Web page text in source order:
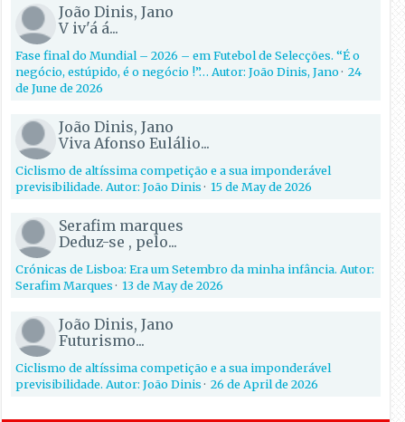
João Dinis, Jano
V iv'á á...
Fase final do Mundial – 2026 – em Futebol de Selecções. “É o
negócio, estúpido, é o negócio !”… Autor: João Dinis, Jano·24
de June de 2026
João Dinis, Jano
Viva Afonso Eulálio...
Ciclismo de altíssima competição e a sua imponderável
previsibilidade. Autor: João Dinis·15 de May de 2026
Serafim marques
Deduz-se , pelo...
Crónicas de Lisboa: Era um Setembro da minha infância. Autor:
Serafim Marques·13 de May de 2026
João Dinis, Jano
Futurismo...
Ciclismo de altíssima competição e a sua imponderável
previsibilidade. Autor: João Dinis·26 de April de 2026